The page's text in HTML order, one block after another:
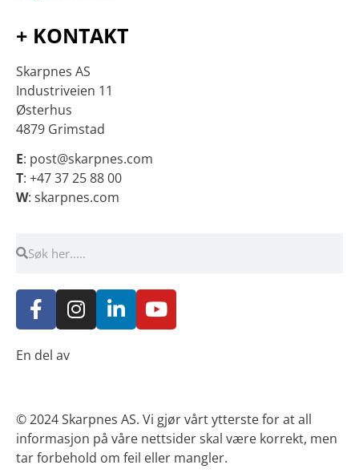
+ KONTAKT
Skarpnes AS
Industriveien 11
Østerhus
4879 Grimstad
E: post@skarpnes.com
T: +47 37 25 88 00
W: skarpnes.com
F
a
c
e
o
k
-
I
n
s
r
a
m
L
i
n
i
n
-
Y
o
u
e
En del av
© 2024Skarpnes AS. Vi gjør vårt ytterste for at all
informasjon på våre nettsider skal være korrekt, men
tar forbehold om feil eller mangler.